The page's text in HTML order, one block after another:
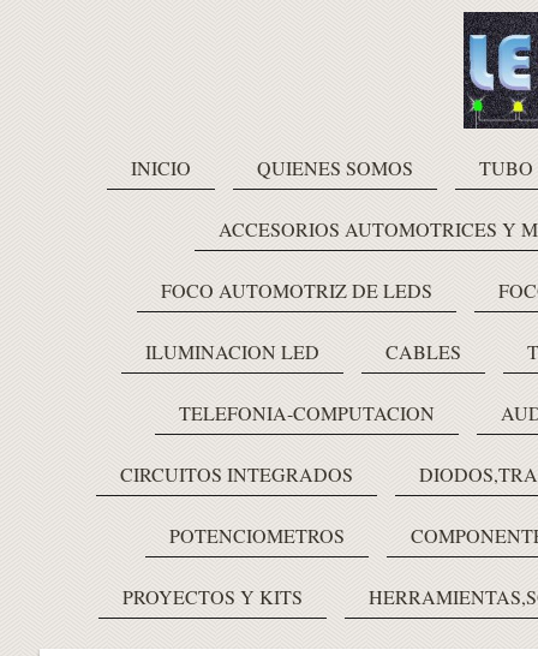
INICIO QUIENES SOMOS TUBO
ACCESORIOS AUTOMOTRICES Y
FOCO AUTOMOTRIZ DE LEDS
ILUMINACION LED CABLES
TELEFONIA-COMPUTACION
CIRCUITOS INTEGRADOS
POTENCIOMETROS
PROYECTOS Y KITS